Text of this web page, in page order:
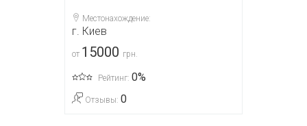
Местонахождение:
г. Киев
от 15000 грн.
Рейтинг: 0%
Отзывы: 0